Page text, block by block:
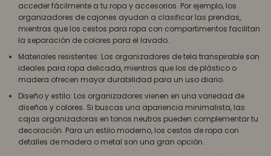
acceder fácilmente a tu ropa y accesorios. Por ejemplo, los
organizadores de cajones ayudan a clasificar las prendas,
mientras que los cestos para ropa con compartimentos facilitan
la separación de colores para el lavado.
Materiales resistentes: Los organizadores de tela transpirable son
ideales para ropa delicada, mientras que los de plástico o
madera ofrecen mayor durabilidad para un uso diario.
Diseño y estilo: Los organizadores vienen en una variedad de
diseños y colores. Si buscas una apariencia minimalista, las
cajas organizadoras en tonos neutros pueden complementar tu
decoración. Para un estilo moderno, los cestos de ropa con
detalles de madera o metal son una gran opción.